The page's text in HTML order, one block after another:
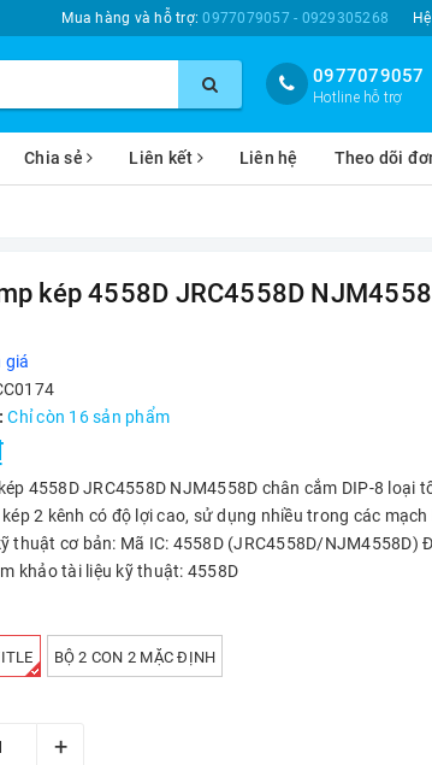
Mua hàng và hỗ trợ:0977079057 - 0929305268
0977079057
Hotline hỗ trợ
Chia sẻ Liên kết Liên hệ Theo dõi
kép 4558D JRC4558D
giá
Chỉ còn 16 sản phẩm
4558D JRC4558D NJM4558D chân cắm DIP-8 loại
2 kênh có độ lợi cao, sử dụng nhiều trong các
thuật cơ bản: Mã IC: 4558D (JRC4558D/NJM4558D)
khảo tài liệu kỹ thuật: 4558D
BỘ 2 CON 2 MẶC ĐỊNH
+